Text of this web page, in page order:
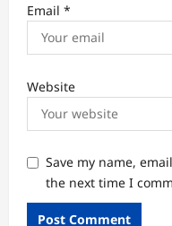
Email *
Website
Save my name,
the next time I